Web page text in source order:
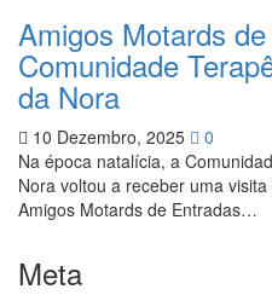
Amigos Motards
Comunidade
da Nora
10 Dezembro, 2025
0
Na época natalícia, a
Nora voltou a receber uma
Amigos Motards de Entradas…
Meta